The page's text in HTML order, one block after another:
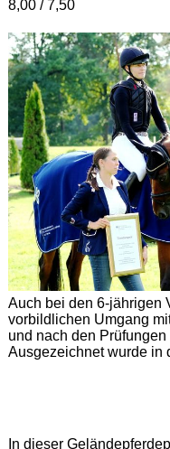
8,00 / 7,50
Auch bei den 6-jährigen
vorbildlichen Umgang
und nach den
Ausgezeichnet wurde in
In dieser